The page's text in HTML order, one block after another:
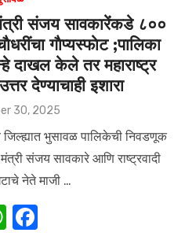
संजय सावकारेंकडे ८००
गाैप्यस्फाेट ;पालिका
दाखल केले तर महाराष्ट्र
देण्याचाही इशारा
30, 2025
भुसावळ पालिकेची निवडणूक
संजय सावकारे आणि राष्ट्रवादी
नेते माजी …
W